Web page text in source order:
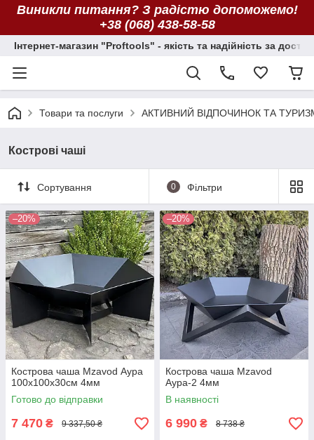
Виникли питання? З радістю допоможемо!
+38 (068) 438-58-58
Інтернет-магазин "Proftools" - якість та надійність за
Товари та послуги АКТИВНИЙ ВІДПОЧИНОК ТА
Кострові чаші
Сортування 0 Фільтри
–20%
Кострова чаша Mzavod Аура
100х100х30см 4мм
Готово до відправки
7 470 ₴ 9 337,50 ₴
–20%
Кострова чаша Mzavod
Аура-2 4мм
В наявності
6 990 ₴ 8 738 ₴